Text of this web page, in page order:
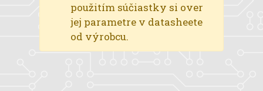
použitím súčiastky si over
jej parametre v datasheete
od výrobcu.